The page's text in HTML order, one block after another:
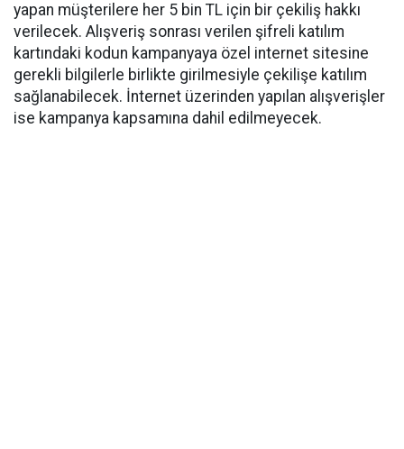
yapan müşterilere her 5 bin TL için bir çekiliş hakkı
verilecek. Alışveriş sonrası verilen şifreli katılım
kartındaki kodun kampanyaya özel internet sitesine
gerekli bilgilerle birlikte girilmesiyle çekilişe katılım
sağlanabilecek. İnternet üzerinden yapılan alışverişler
ise kampanya kapsamına dahil edilmeyecek.